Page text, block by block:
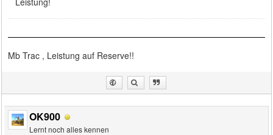
Mb Trac , Leistung auf Reserve!!
OK900
Lernt noch alles kennen